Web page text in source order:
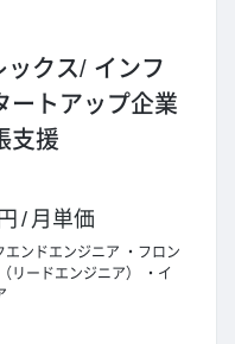
ックス/ インフ
ートアップ企業
支援
/ 月単価
エンドエンジニア
フロン
リードエンジニア）
イ